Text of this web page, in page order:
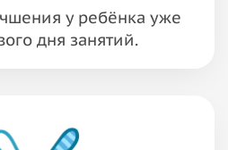
у ребёнка уже
дня занятий.